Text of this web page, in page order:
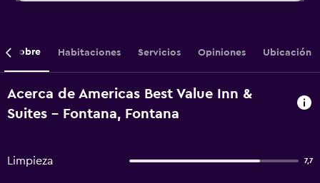
Sobre Habitaciones Servicios Opiniones Ubicación
Acerca de Americas Best Value Inn &
Suites - Fontana, Fontana
Limpieza 7,7